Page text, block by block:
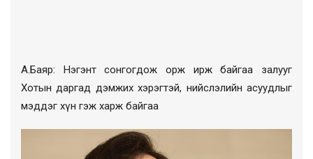
А.Баяр: Нэгэнт сонгогдож орж ирж байгаа залууг
Хотын даргад дэмжих хэрэгтэй, нийслэлийн асуудлыг
мэддэг хүн гэж харж байгаа